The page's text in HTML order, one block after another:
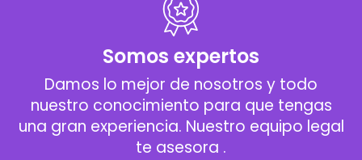
Somos expertos
Damos lo mejor de nosotros y todo
nuestro conocimiento para que tengas
una gran experiencia. Nuestro equipo legal
te asesora .